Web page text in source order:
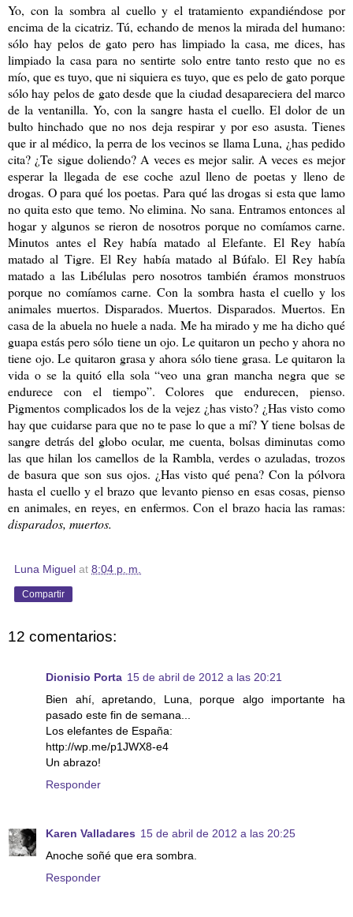
Yo, con la sombra al cuello y el tratamiento expandiéndose por
encima de la cicatriz. Tú, echando de menos la mirada del humano:
sólo hay pelos de gato pero has limpiado la casa, me dices, has
limpiado la casa para no sentirte solo entre tanto resto que no es
mío, que es tuyo, que ni siquiera es tuyo, que es pelo de gato porque
sólo hay pelos de gato desde que la ciudad desapareciera del marco
de la ventanilla. Yo, con la sangre hasta el cuello. El dolor de un
bulto hinchado que no nos deja respirar y por eso asusta. Tienes
que ir al médico, la perra de los vecinos se llama Luna, ¿has pedido
cita? ¿Te sigue doliendo? A veces es mejor salir. A veces es mejor
esperar la llegada de ese coche azul lleno de poetas y lleno de
drogas. O para qué los poetas. Para qué las drogas si esta que lamo
no quita esto que temo. No elimina. No sana. Entramos entonces al
hogar y algunos se rieron de nosotros porque no comíamos carne.
Minutos antes el Rey había matado al Elefante. El Rey había
matado al Tigre. El Rey había matado al Búfalo. El Rey había
matado a las Libélulas pero nosotros también éramos monstruos
porque no comíamos carne. Con la sombra hasta el cuello y los
animales muertos. Disparados. Muertos. Disparados. Muertos. En
casa de la abuela no huele a nada. Me ha mirado y me ha dicho qué
guapa estás pero sólo tiene un ojo. Le quitaron un pecho y ahora no
tiene ojo. Le quitaron grasa y ahora sólo tiene grasa. Le quitaron la
vida o se la quitó ella sola “veo una gran mancha negra que se
endurece con el tiempo”. Colores que endurecen, pienso.
Pigmentos complicados los de la vejez ¿has visto? ¿Has visto como
hay que cuidarse para que no te pase lo que a mí? Y tiene bolsas de
sangre detrás del globo ocular, me cuenta, bolsas diminutas como
las que hilan los camellos de la Rambla, verdes o azuladas, trozos
de basura que son sus ojos. ¿Has visto qué pena? Con la pólvora
hasta el cuello y el brazo que levanto pienso en esas cosas, pienso
en animales, en reyes, en enfermos. Con el brazo hacia las ramas:
disparados, muertos.
Luna Miguel at 8:04 p. m.
Compartir
12 comentarios:
Dionisio Porta 15 de abril de 2012 a las 20:21
Bien ahí, apretando, Luna, porque algo importante ha
pasado este fin de semana...
Los elefantes de España:
http://wp.me/p1JWX8-e4
Un abrazo!
Responder
Karen Valladares 15 de abril de 2012 a las 20:25
Anoche soñé que era sombra.
Responder